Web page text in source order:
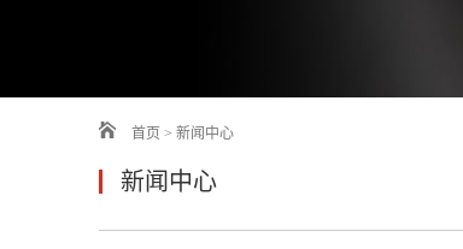
首页 > 新闻中心
新闻中心